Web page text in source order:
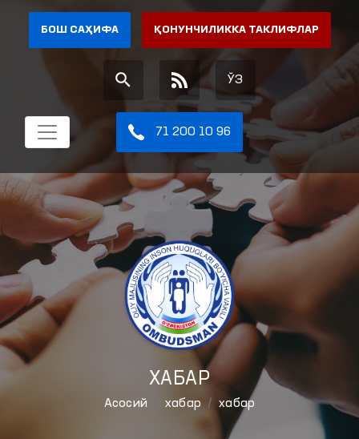
БОШ САҲИФА ҚОНУНЧИЛИККА ТАКЛИФЛАР
ЎЗ
71 200 10 96
ХАБАР
Aсосий хабар хабар